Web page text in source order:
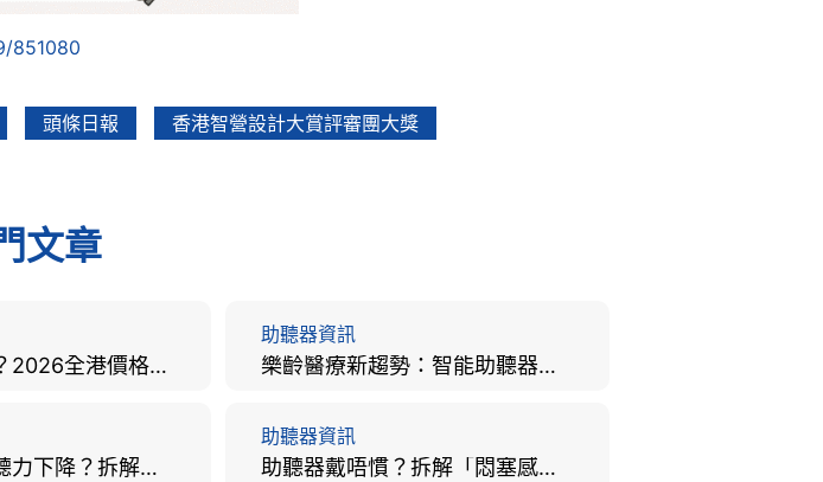
851080
頭條日報 香港智營設計大賞評審團大獎
文章
助聽器如何選？2026全港價格比較、款式分析及老人選購全攻略
助聽器資訊
樂齡醫療新趨勢：智能助聽器結合 AI 眼底相機，如何全方位守護長者健康？
戴助聽器會令聽力下降？拆解越戴越聾迷思與聽覺剝奪真相
助聽器資訊
助聽器戴唔慣？拆解「悶塞感」成因、堵耳效應與 4 週適應期全攻略